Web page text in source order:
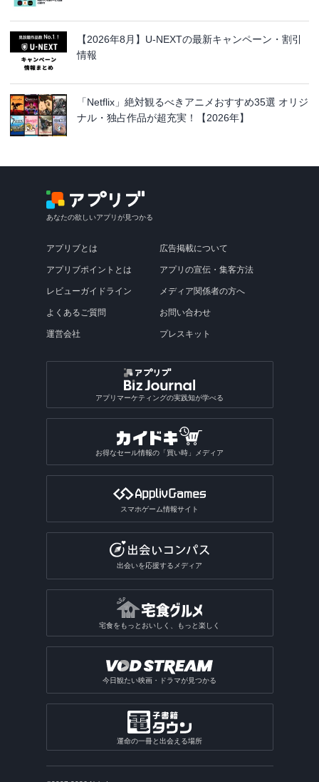
【2026年8月】U-NEXTの最新キャンペーン・割引
情報
「Netflix」絶対観るべきアニメおすすめ35選 オリジ
ナル・独占作品が超充実！【2026年】
あなたの欲しいアプリが見つかる
アプリブとは
アプリブポイントとは
レビューガイドライン
よくあるご質問
運営会社
広告掲載について
アプリの宣伝・集客方法
メディア関係者の方へ
お問い合わせ
プレスキット
アプリマーケティングの実践知が学べる
お得なセール情報の「買い時」メディア
スマホゲーム情報サイト
出会いを応援するメディア
宅食をもっとおいしく、もっと楽しく
今日観たい映画・ドラマが見つかる
運命の一冊と出会える場所